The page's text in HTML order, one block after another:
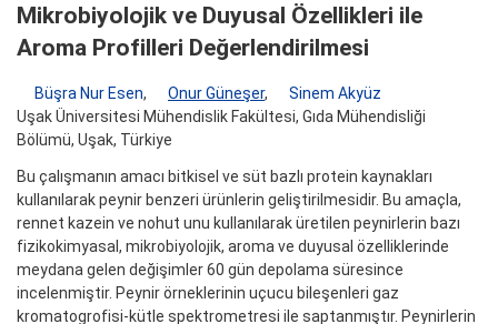
Mikrobiyolojik ve Duyusal Özellikleri ile
Aroma Profilleri Değerlendirilmesi
Büşra Nur Esen, Onur Güneşer,
Sinem Akyüz
Uşak Üniversitesi Mühendislik Fakültesi, Gıda Mühendisliği
Bölümü, Uşak, Türkiye
Bu çalışmanın amacı bitkisel ve süt bazlı protein kaynakları
kullanılarak peynir benzeri ürünlerin geliştirilmesidir. Bu amaçla,
rennet kazein ve nohut unu kullanılarak üretilen peynirlerin bazı
fizikokimyasal, mikrobiyolojik, aroma ve duyusal özelliklerinde
meydana gelen değişimler 60 gün depolama süresince
incelenmiştir. Peynir örneklerinin uçucu bileşenleri gaz
kromatogrofisi-kütle spektrometresi ile saptanmıştır. Peynirlerin